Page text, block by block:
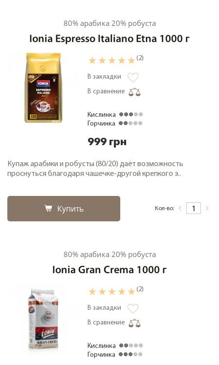
80% арабика 20% робуста
Ionia Espresso Italiano Etna 1000 г
(2)
В закладки
В сравнение
Кислинка
Горчинка
999 грн
Купаж арабики и робусты (80/20) даёт возможность
проснуться благодаря чашечке-другой крепкого э..
Купить Кол-во:
80% арабика 20% робуста
Ionia Gran Crema 1000 г
(2)
В закладки
В сравнение
Кислинка
Горчинка